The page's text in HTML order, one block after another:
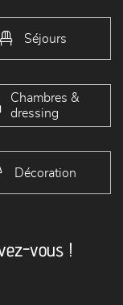
Séjours
Chambres &
dressing
Décoration
vous !